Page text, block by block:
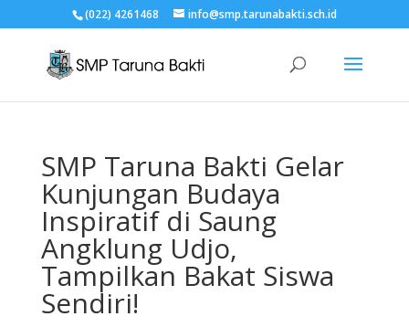
(022) 4261468 info@smp.tarunabakti.sch.id
SMP Taruna Bakti Gelar
Kunjungan Budaya
Inspiratif di Saung
Angklung Udjo,
Tampilkan Bakat Siswa
Sendiri!